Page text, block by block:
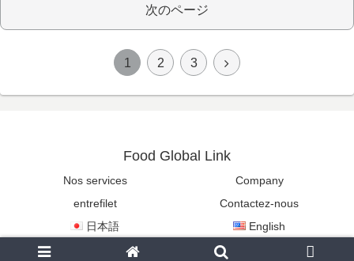
次のページ
1 2 3
次
Food Global Link
Nos services
Company
entrefilet
Contactez-nous
日本語
English
Copyright © 2022-2026 Food Global Link All Rights Reserved.